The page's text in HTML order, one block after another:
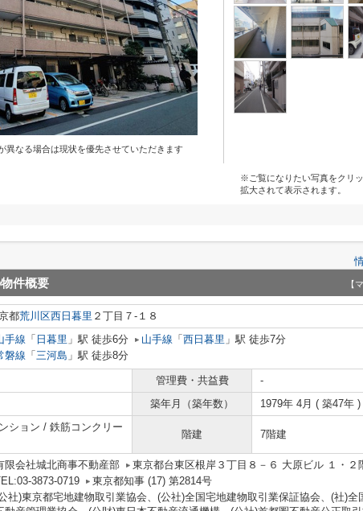
異なる場合は現状を優先させていただきます
※ご覧になりたい写真をクリ
拡大されて表示されます。
件概要 【
都荒川区西日暮里 ２丁目７-１８
手線 「 日暮里 」駅 徒歩6分 山手線 「 西日暮里 」駅 徒歩7分
磐線 「 三河島 」駅 徒歩8分
管理費・共益費
-
築年月（築年数） 1979年 4月 ( 築47年 )
ション / 鉄筋コンクリー
階建 7階建
限会社城北商事不動産部
東京都台東区根岸３丁目８－６ 大原ビル １・２
3873-0719
東京都知事 (17) 第2814号
社)東京都宅地建物取引業協会、(公社)全国宅地建物取引業保証協会、(社)全